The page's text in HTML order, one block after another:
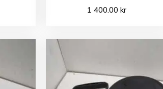
1 400.00kr